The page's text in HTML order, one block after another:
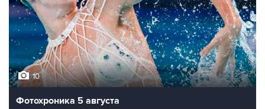
10
Фотохроника 5 августа